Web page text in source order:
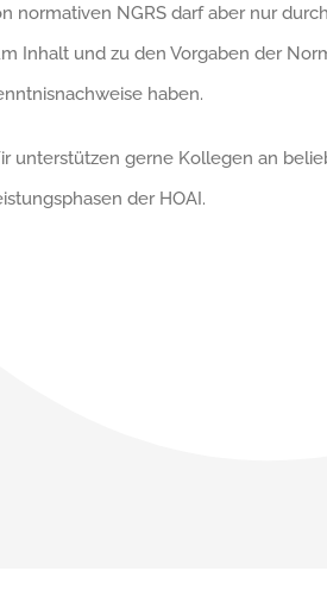
normativen NGRS darf aber nur
Inhalt und zu den Vorgaben der
haben.
unterstützen gerne Kollegen an
der HOAI.